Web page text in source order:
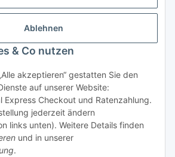
Ablehnen
& Co nutzen
akzeptieren“ gestatten Sie den
auf unserer Website:
Express Checkout und Ratenzahlung.
jederzeit ändern
links unten). Weitere Details finden
und in unserer
.
Vertrag widerrufen
USt., zzgl.